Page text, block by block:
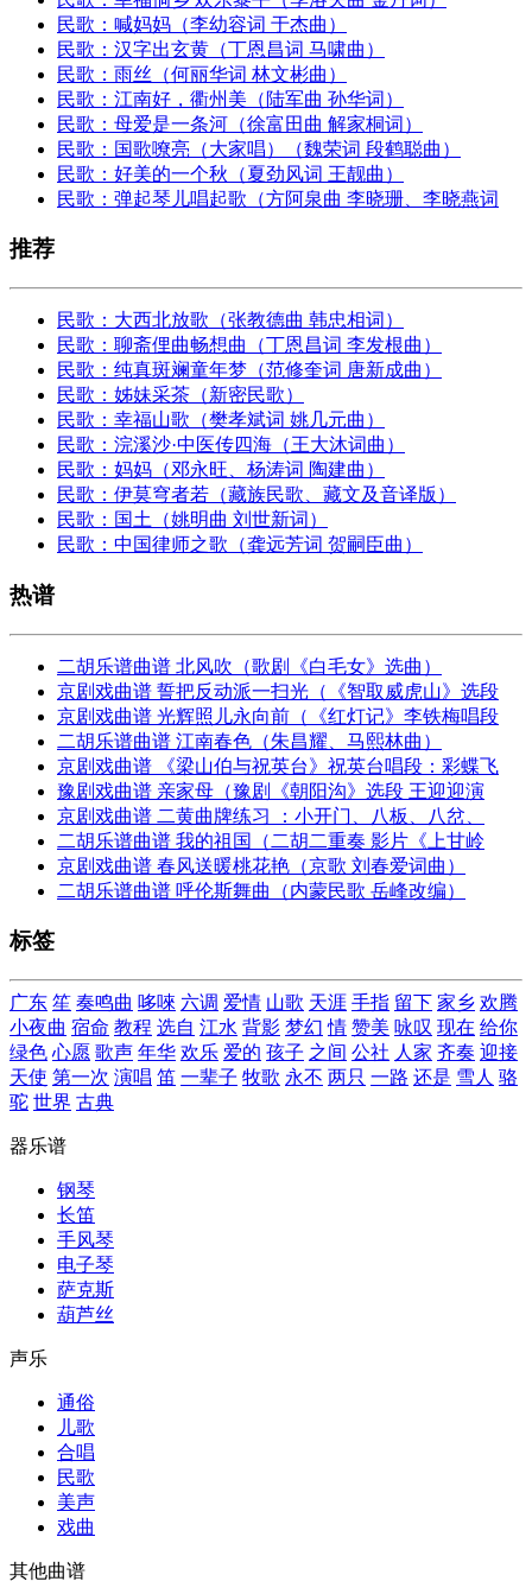
民歌：喊妈妈（李幼容词 于杰曲）
民歌：汉字出玄黄（丁恩昌词 马啸曲）
民歌：雨丝（何丽华词 林文彬曲）
民歌：江南好，衢州美（陆军曲 孙华词）
民歌：母爱是一条河（徐富田曲 解家桐词）
民歌：国歌嘹亮（大家唱）（魏荣词 段鹤聪曲）
民歌：好美的一个秋（夏劲风词 王靓曲）
民歌：弹起琴儿唱起歌（方阿泉曲 李晓珊、李晓燕词
推荐
民歌：大西北放歌（张教德曲 韩忠相词）
民歌：聊斋俚曲畅想曲（丁恩昌词 李发根曲）
民歌：纯真斑斓童年梦（范修奎词 唐新成曲）
民歌：姊妹采茶（新密民歌）
民歌：幸福山歌（樊孝斌词 姚几元曲）
民歌：浣溪沙·中医传四海（王大沐词曲）
民歌：妈妈（邓永旺、杨涛词 陶建曲）
民歌：伊莫穹者若（藏族民歌、藏文及音译版）
民歌：国土（姚明曲 刘世新词）
民歌：中国律师之歌（龚远芳词 贺嗣臣曲）
热谱
二胡乐谱曲谱 北风吹（歌剧《白毛女》选曲）
京剧戏曲谱 誓把反动派一扫光（《智取威虎山》选段
京剧戏曲谱 光辉照儿永向前（《红灯记》李铁梅唱段
二胡乐谱曲谱 江南春色（朱昌耀、马熙林曲）
京剧戏曲谱 《梁山伯与祝英台》祝英台唱段：彩蝶飞
豫剧戏曲谱 亲家母（豫剧《朝阳沟》选段 王迎迎演
京剧戏曲谱 二黄曲牌练习 ：小开门、八板、八岔、
二胡乐谱曲谱 我的祖国（二胡二重奏 影片《上甘岭
京剧戏曲谱 春风送暖桃花艳（京歌 刘春爱词曲）
二胡乐谱曲谱 呼伦斯舞曲（内蒙民歌 岳峰改编）
标签
广东 笙 奏鸣曲 哆唻 六调 爱情 山歌 天涯 手指 留下 家乡 欢腾
小夜曲 宿命 教程 选自 江水 背影 梦幻 情 赞美 咏叹 现在 给你
绿色 心愿 歌声 年华 欢乐 爱的 孩子 之间 公社 人家 齐奏 迎接
天使 第一次 演唱 笛 一辈子 牧歌 永不 两只 一路 还是 雪人 骆
驼 世界 古典
器乐谱
钢琴
长笛
手风琴
电子琴
萨克斯
葫芦丝
声乐
通俗
儿歌
合唱
民歌
美声
戏曲
其他曲谱